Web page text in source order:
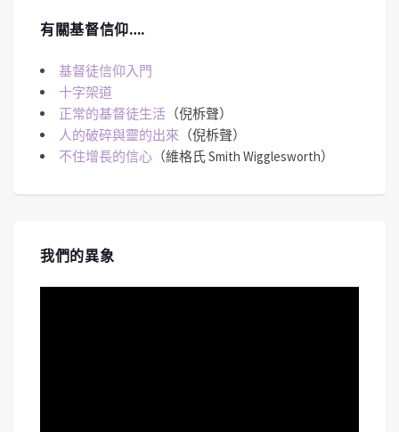
有關基督信仰….
基督徒信仰入門
十字架道
正常的基督徒生活 （倪柝聲）
人的破碎與靈的出來 （倪柝聲）
不住增長的信心 （維格氏 Smith Wigglesworth）
我們的異象